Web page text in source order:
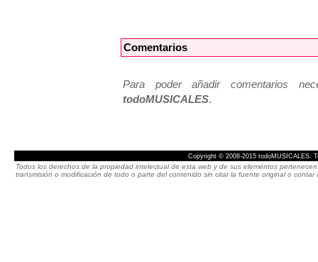
Comentarios
Para poder añadir comentarios
todoMUSICALES.
Copyright © 2008-2015 todoMUSICALES.
Todos los derechos de la propiedad intelectual de esta web y de sus elementos
transmisión o modificación de todo o parte del contenido sin citar la fuente original o